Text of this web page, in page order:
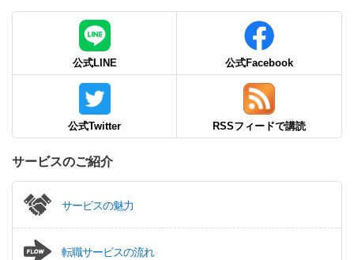
公式LINE 公式Facebook
公式Twitter RSSフィードで講読
サービスのご紹介
サービスの魅力
転職サービスの流れ